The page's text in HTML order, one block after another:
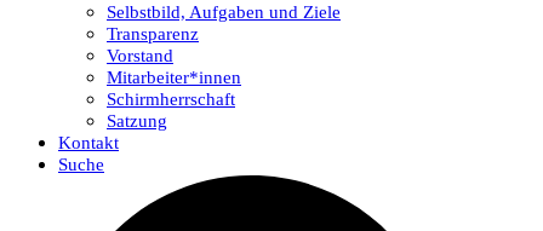
Selbstbild, Aufgaben und Ziele
Transparenz
Vorstand
Mitarbeiter*innen
Schirmherrschaft
Satzung
Kontakt
Suche